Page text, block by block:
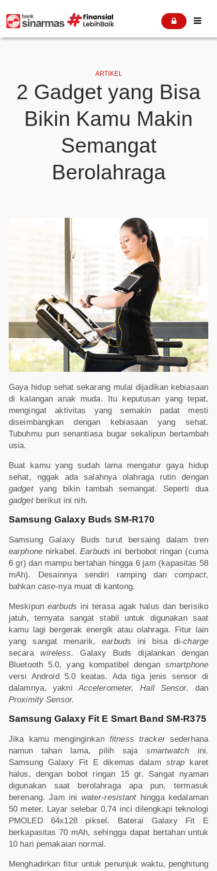
 
ARTIKEL
2 Gadget yang Bisa
Bikin Kamu Makin
Semangat
Berolahraga
Gaya hidup sehat sekarang mulai dijadikan kebiasaan
di kalangan anak muda. Itu keputusan yang tepat,
mengingat aktivitas yang semakin padat mesti
diseimbangkan dengan kebiasaan yang sehat.
Tubuhmu pun senantiasa bugar sekalipun bertambah
usia.
Buat kamu yang sudah lama mengatur gaya hidup
sehat, nggak ada salahnya olahraga rutin dengan
gadgetyang bikin tambah semangat. Seperti dua
gadgetberikut ini nih.
Samsung Galaxy Buds SM-R170
Samsung Galaxy Buds turut bersaing dalam tren
earphonenirkabel.Earbuds ini berbobot ringan (cuma
6 gr) dan mampu bertahan hingga 6 jam (kapasitas 58
mAh). Desainnya sendiri ramping dancompact,
bahkan case-nya muat di kantong.
Meskipun earbuds ini terasa agak halus dan berisiko
jatuh, ternyata sangat stabil untuk digunakan saat
kamu lagi bergerak energik atau olahraga. Fitur lain
yang sangat menarik,earbuds ini bisa di-charge
secara wireless. Galaxy Buds dijalankan dengan
Bluetooth 5.0, yang kompatibel dengan smartphone
versi Android 5.0 keatas. Ada tiga jenis sensor di
dalamnya, yakni Accelerometer, Hall Sensor, dan
Proximity Sensor.
Samsung Galaxy Fit E Smart Band SM-R375
Jika kamu menginginkan fitness trackersederhana
namun tahan lama, pilih saja smartwatch ini.
Samsung Galaxy Fit E dikemas dalam strap karet
halus, dengan bobot ringan 15 gr. Sangat nyaman
digunakan saat berolahraga apa pun, termasuk
berenang. Jam ini water-resistanthingga kedalaman
50 meter. Layar selebar 0,74 inci dilengkapi teknologi
PMOLED 64x128 piksel. Baterai Galaxy Fit E
berkapasitas 70 mAh, sehingga dapat bertahan untuk
10 hari pemakaian normal.
Menghadirkan fitur untuk penunjuk waktu, penghitung